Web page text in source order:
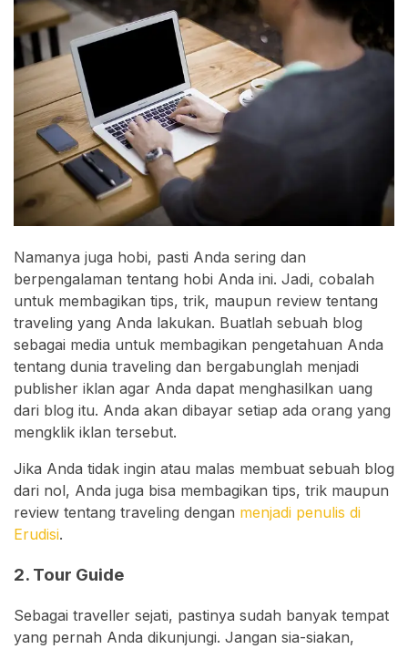
Namanya juga hobi, pasti Anda sering dan
berpengalaman tentang hobi Anda ini. Jadi, cobalah
untuk membagikan tips, trik, maupun review tentang
traveling yang Anda lakukan. Buatlah sebuah blog
sebagai media untuk membagikan pengetahuan Anda
tentang dunia traveling dan bergabunglah menjadi
publisher iklan agar Anda dapat menghasilkan uang
dari blog itu. Anda akan dibayar setiap ada orang yang
mengklik iklan tersebut.
Jika Anda tidak ingin atau malas membuat sebuah blog
dari nol, Anda juga bisa membagikan tips, trik maupun
review tentang traveling dengan menjadi penulis di
Erudisi.
2. Tour Guide
Sebagai traveller sejati, pastinya sudah banyak tempat
yang pernah Anda dikunjungi. Jangan sia-siakan,